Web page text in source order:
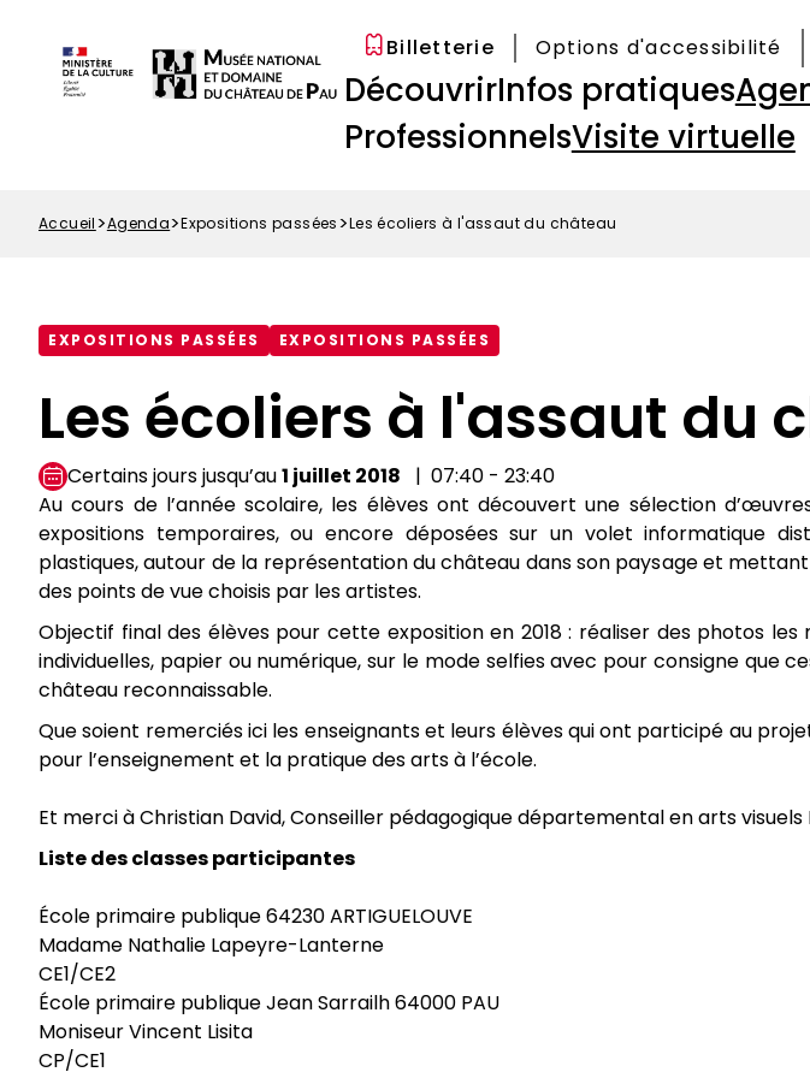
d'accessibilité
contenu
principal
Menu
Top
Billetterie Options d'accessibilité
Navigation
principale
DécouvrirInfos pratiques
ProfessionnelsVisite virtuelle
Accueil Agenda Expositions passées Les écoliers à l'assaut du château
EXPOSITIONS PASSÉES EXPOSITIONS PASSÉES
Les écoliers à l'assaut du
Certains jours jusqu’au1 juillet 2018
07:40 - 23:40
Au cours de l’année scolaire, les élèves ont découvert une sélection
expositions temporaires, ou encore déposées sur un volet informatique
plastiques, autour de la représentation du château dans son paysage et
des points de vue choisis par les artistes.
Objectif final des élèves pour cette exposition en 2018 : réaliser des photos
individuelles, papier ou numérique, sur le mode selfies avec pour consigne que
château reconnaissable.
Que soient remerciés ici les enseignants et leurs élèves qui ont participé au
pour l’enseignement et la pratique des arts à l’école.
Et merci à Christian David, Conseiller pédagogique départemental en arts visuels
Liste des classes participantes
École primaire publique 64230 ARTIGUELOUVE
Madame Nathalie Lapeyre-Lanterne
CE1/CE2
École primaire publique Jean Sarrailh 64000 PAU
Moniseur Vincent Lisita
CP/CE1